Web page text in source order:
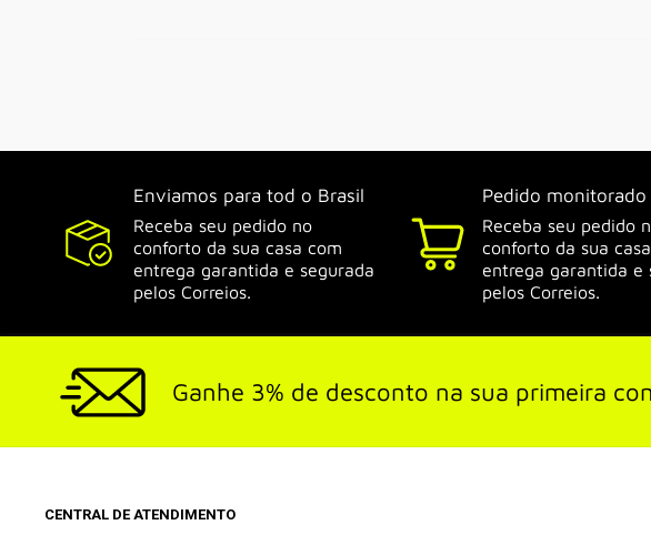
Enviamos para tod o Brasil
Receba seu pedido no
conforto da sua casa com
entrega garantida e segurada
pelos Correios.
Pedido monitorado
Receba seu pedido
conforto da sua
entrega garantida e
pelos Correios.
Ganhe 3% de desconto na sua primeira
CENTRAL DE ATENDIMENTO